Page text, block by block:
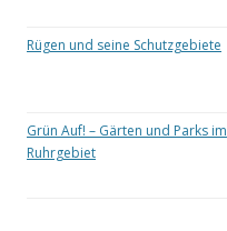
Rügen und seine Schutzgebiete
Grün Auf! – Gärten und Parks im
Ruhrgebiet